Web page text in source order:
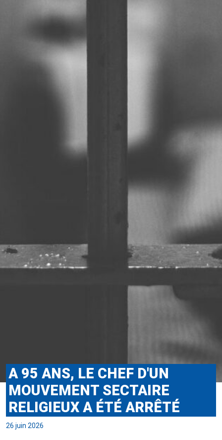
A 95 ANS, LE CHEF D'UN
MOUVEMENT SECTAIRE
RELIGIEUX A ÉTÉ ARRÊTÉ
26 juin 2026